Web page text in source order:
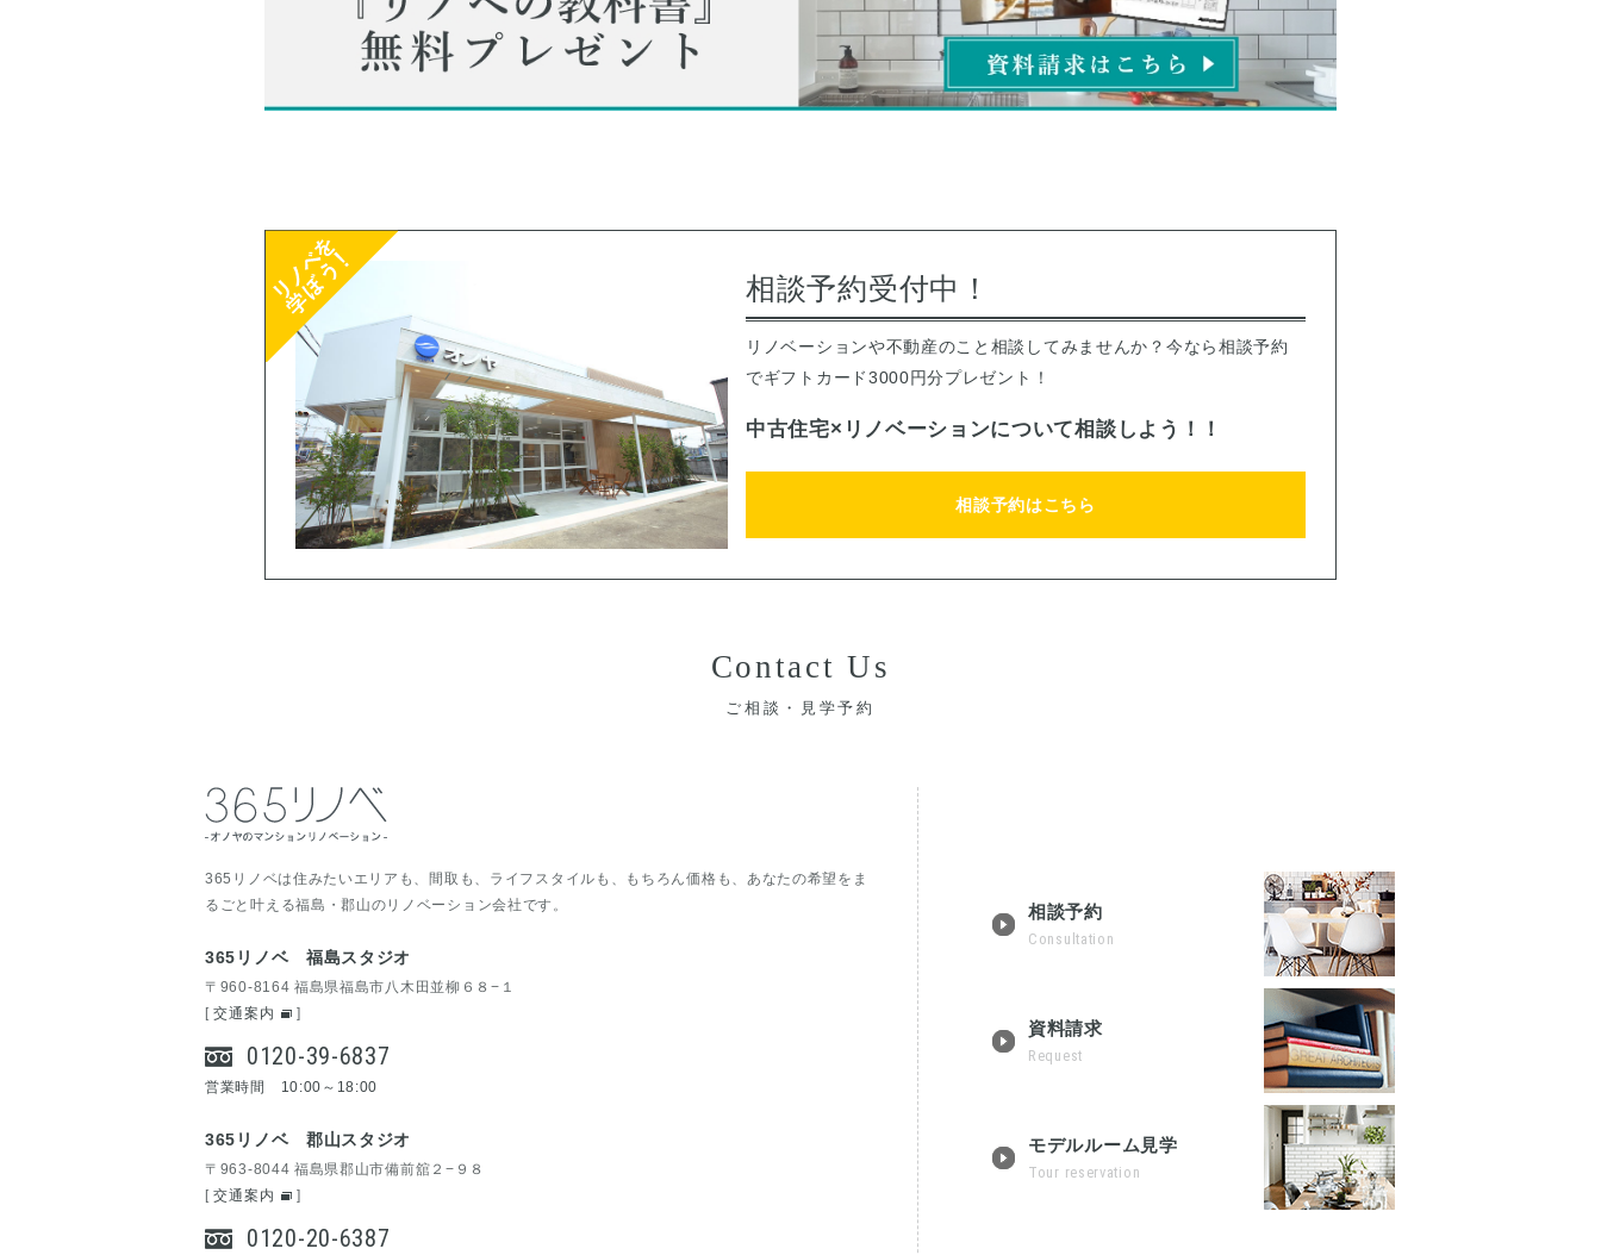
相談予約受付中！
リノベーションや不動産のこと相談してみませんか？今なら相談予約
でギフトカード3000円分プレゼント！
中古住宅×リノベーションについて相談しよう！！
相談予約はこちら
Contact Us
ご相談・見学予約
365リノベは住みたいエリアも、間取も、ライフスタイルも、もちろん価格も、あなたの希望をま
るごと叶える福島・郡山のリノベーション会社です。
365リノベ 福島スタジオ
〒960-8164 福島県福島市八木田並柳６８−１
[交通案内 ]
0120-39-6837
営業時間 10:00～18:00
365リノベ 郡山スタジオ
〒963-8044 福島県郡山市備前舘２−９８
[交通案内 ]
0120-20-6387
相談予約
Consultation
資料請求
Request
モデルルーム見学
Tour reservation